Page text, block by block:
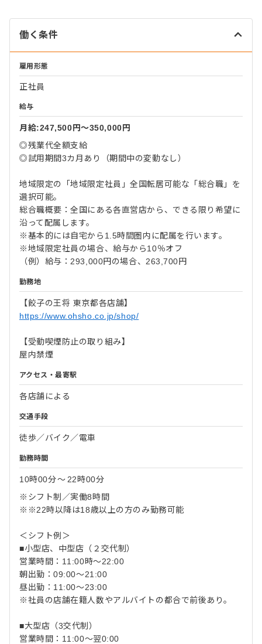
働く条件
雇用形態
正社員
給与
月給:247,500円〜350,000円
◎残業代全額支給
◎試用期間3カ月あり（期間中の変動なし）
地域限定の「地域限定社員」全国転居可能な「総合職」を
選択可能。
総合職概要：全国にある各直営店から、できる限り希望に
沿って配属します。
※基本的には自宅から1.5時間圏内に配属を行います。
※地域限定社員の場合、給与から10％オフ
（例）給与：293,000円の場合、263,700円
勤務地
【餃子の王将 東京都各店舗】
https://www.ohsho.co.jp/shop/
【受動喫煙防止の取り組み】
屋内禁煙
アクセス・最寄駅
各店舗による
交通手段
徒歩／バイク／電車
勤務時間
10時00分〜 22時00分
※シフト制／実働8時間
※※22時以降は18歳以上の方のみ勤務可能
＜シフト例＞
■小型店、中型店（２交代制）
営業時間：11:00時～22:00
朝出勤：09:00～21:00
昼出勤：11:00～23:00
※社員の店舗在籍人数やアルバイトの都合で前後あり。
■大型店（3交代制）
営業時間：11:00～翌0:00